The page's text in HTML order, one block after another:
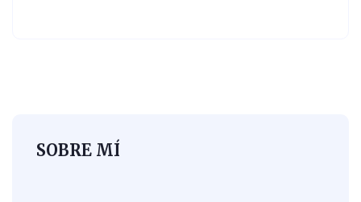
SOBRE MÍ